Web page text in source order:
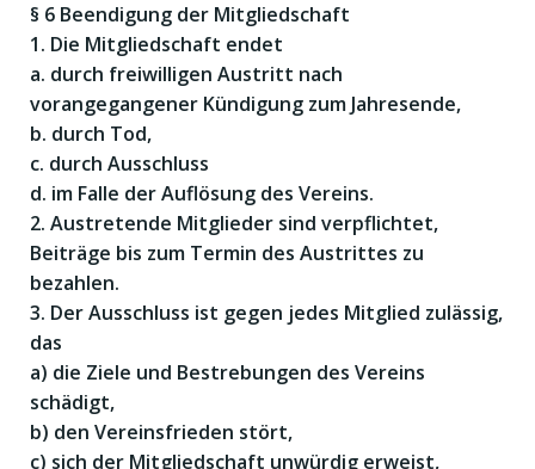
§ 6 Beendigung der Mitgliedschaft
1. Die Mitgliedschaft endet
a. durch freiwilligen Austritt nach
vorangegangener Kündigung zum Jahresende,
b. durch Tod,
c. durch Ausschluss
d. im Falle der Auflösung des Vereins.
2. Austretende Mitglieder sind verpflichtet,
Beiträge bis zum Termin des Austrittes zu
bezahlen.
3. Der Ausschluss ist gegen jedes Mitglied zulässig,
das
a) die Ziele und Bestrebungen des Vereins
schädigt,
b) den Vereinsfrieden stört,
c) sich der Mitgliedschaft unwürdig erweist,